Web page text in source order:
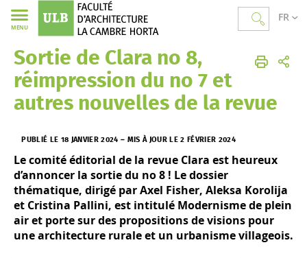
FR
MENU
Faculté d'Architecture La Cambre Horta Accueil
Sortie de Clara no 8,
réimpression du no 7 et
autres nouvelles de la revue
PUBLIÉ LE 18 JANVIER 2024 – MIS À JOUR LE 2 FÉVRIER 2024
Le comité éditorial de la revue Clara est heureux
d’annoncer la sortie du no 8 ! Le dossier
thématique, dirigé par Axel Fisher, Aleksa Korolija
et Cristina Pallini, est intitulé Modernisme de plein
air et porte sur des propositions de visions pour
une architecture rurale et un urbanisme villageois.